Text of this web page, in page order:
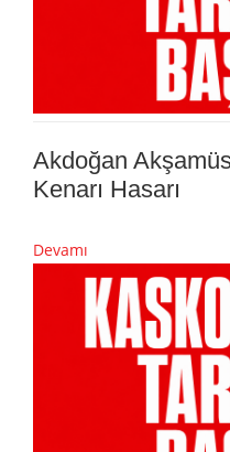
Akdoğan
Kenarı Hasarı
Devamı